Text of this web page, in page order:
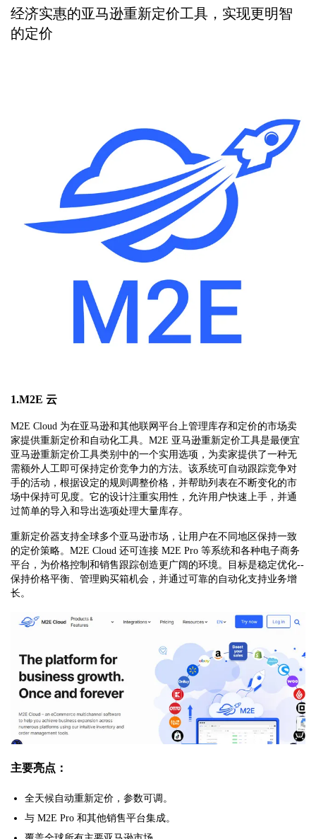
经济实惠的亚马逊重新定价工具，实现更明智
的定价
1.M2E 云
M2E Cloud 为在亚马逊和其他联网平台上管理库存和定价的市场卖
家提供重新定价和自动化工具。M2E 亚马逊重新定价工具是最便宜
亚马逊重新定价工具类别中的一个实用选项，为卖家提供了一种无
需额外人工即可保持定价竞争力的方法。该系统可自动跟踪竞争对
手的活动，根据设定的规则调整价格，并帮助列表在不断变化的市
场中保持可见度。它的设计注重实用性，允许用户快速上手，并通
过简单的导入和导出选项处理大量库存。
重新定价器支持全球多个亚马逊市场，让用户在不同地区保持一致
的定价策略。M2E Cloud 还可连接 M2E Pro 等系统和各种电子商务
平台，为价格控制和销售跟踪创造更广阔的环境。目标是稳定优化--
保持价格平衡、管理购买箱机会，并通过可靠的自动化支持业务增
长。
主要亮点：
全天候自动重新定价，参数可调。
与 M2E Pro 和其他销售平台集成。